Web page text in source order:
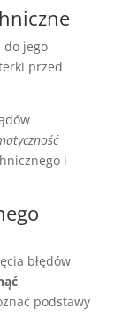
do jego
przed
i
błędów
podstawy